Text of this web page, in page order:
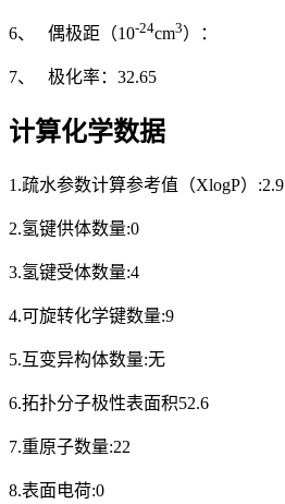
6、 偶极距（10-24cm3）：
7、 极化率：32.65
计算化学数据
1.疏水参数计算参考值（XlogP）:2.9
2.氢键供体数量:0
3.氢键受体数量:4
4.可旋转化学键数量:9
5.互变异构体数量:无
6.拓扑分子极性表面积52.6
7.重原子数量:22
8.表面电荷:0